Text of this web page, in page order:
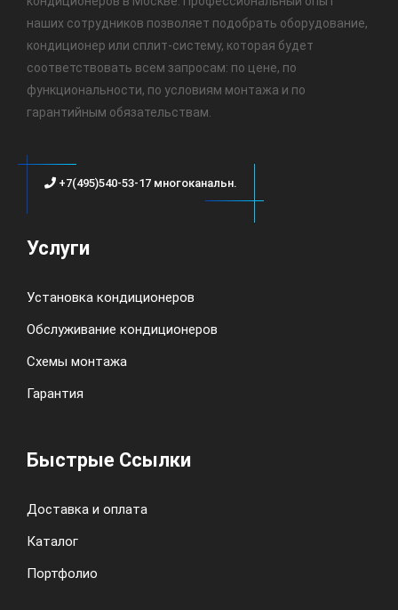
наших сотрудников позволяет подобрать оборудование,
кондиционер или сплит-систему, которая будет
соответствовать всем запросам: по цене, по
функциональности, по условиям монтажа и по
гарантийным обязательствам.
+7(495)540-53-17 многоканальн.
Услуги
Установка кондиционеров
Обслуживание кондиционеров
Схемы монтажа
Гарантия
Быстрые Ссылки
Доставка и оплата
Каталог
Портфолио